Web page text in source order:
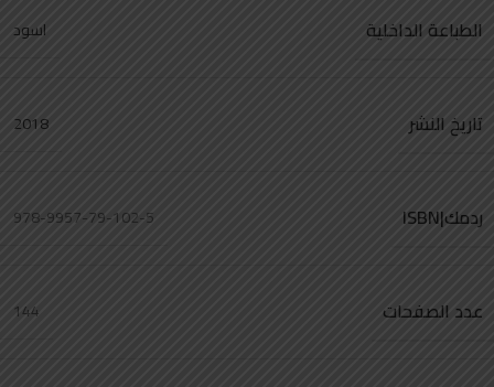
الطباعة الداخلية اسود
تاريخ النشر 2018
ردمك|ISBN 978-9957-79-102-5
عدد الصفحات 144